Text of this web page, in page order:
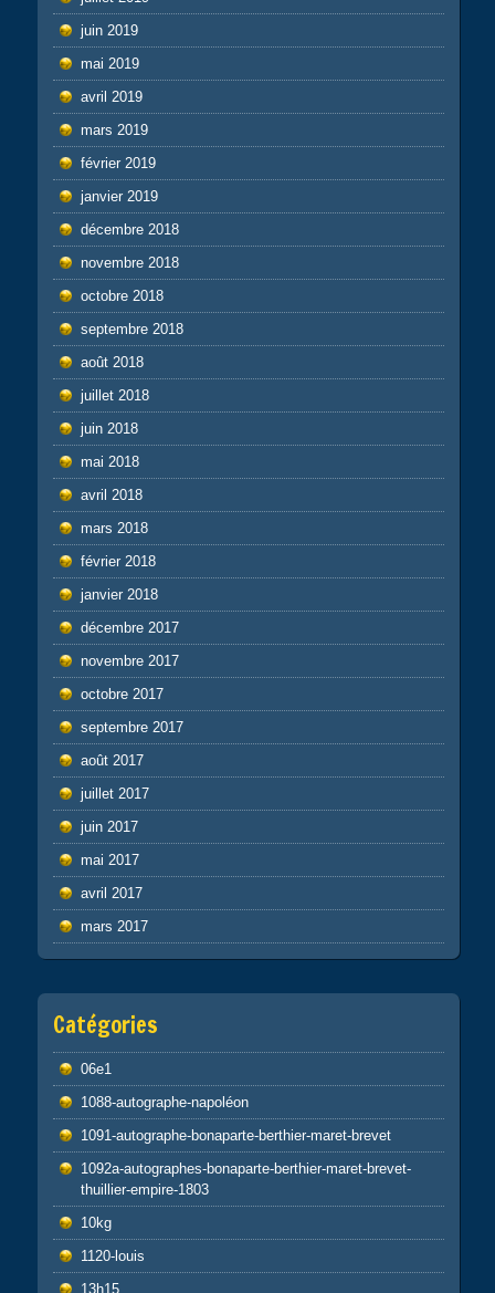
juin 2019
mai 2019
avril 2019
mars 2019
février 2019
janvier 2019
décembre 2018
novembre 2018
octobre 2018
septembre 2018
août 2018
juillet 2018
juin 2018
mai 2018
avril 2018
mars 2018
février 2018
janvier 2018
décembre 2017
novembre 2017
octobre 2017
septembre 2017
août 2017
juillet 2017
juin 2017
mai 2017
avril 2017
mars 2017
Catégories
06e1
1088-autographe-napoléon
1091-autographe-bonaparte-berthier-maret-brevet
1092a-autographes-bonaparte-berthier-maret-brevet-
thuillier-empire-1803
10kg
1120-louis
13h15